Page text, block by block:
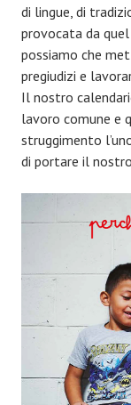
di lingue, di
provocata da
possiamo che
pregiudizi e
Il nostro
lavoro comune e
struggimento
di portare il